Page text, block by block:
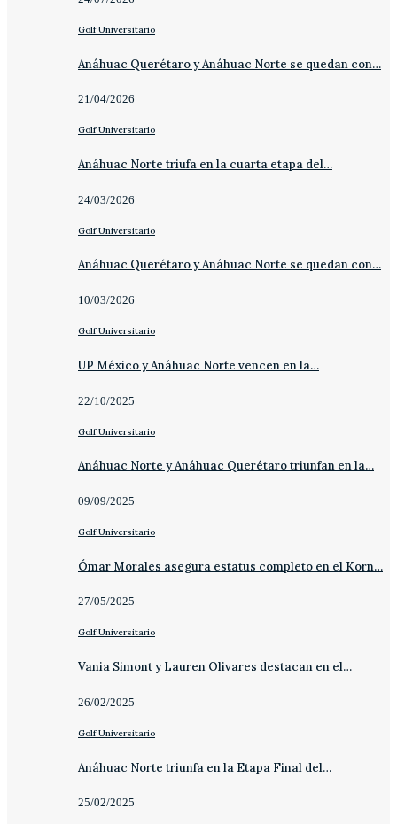
Golf Universitario
Anáhuac Querétaro y Anáhuac Norte se quedan con…
21/04/2026
Golf Universitario
Anáhuac Norte triufa en la cuarta etapa del…
24/03/2026
Golf Universitario
Anáhuac Querétaro y Anáhuac Norte se quedan con…
10/03/2026
Golf Universitario
UP México y Anáhuac Norte vencen en la…
22/10/2025
Golf Universitario
Anáhuac Norte y Anáhuac Querétaro triunfan en la…
09/09/2025
Golf Universitario
Ómar Morales asegura estatus completo en el Korn…
27/05/2025
Golf Universitario
Vania Simont y Lauren Olivares destacan en el…
26/02/2025
Golf Universitario
Anáhuac Norte triunfa en la Etapa Final del…
25/02/2025